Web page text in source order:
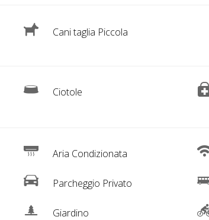
Cani taglia Piccola
Ciotole
Aria Condizionata
Parcheggio Privato
Giardino